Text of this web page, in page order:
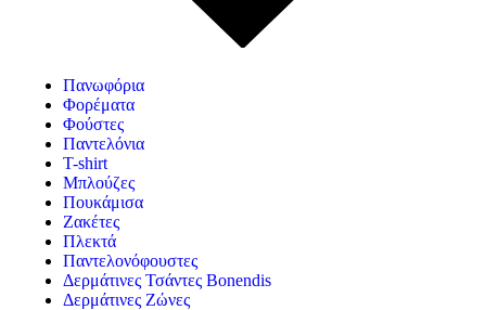
Πανωφόρια
Φορέματα
Φούστες
Παντελόνια
T-shirt
Μπλούζες
Πουκάμισα
Ζακέτες
Πλεκτά
Παντελονόφουστες
Δερμάτινες Τσάντες Bonendis
Δερμάτινες Ζώνες